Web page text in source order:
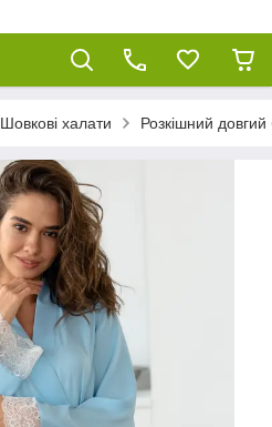
Шовкові халати Розкішний